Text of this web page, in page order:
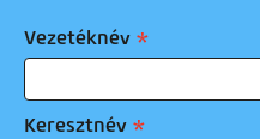
Vezetéknév
Keresztnév